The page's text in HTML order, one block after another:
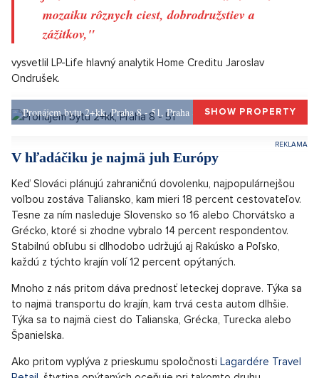
vidíme u ľudí s učňovským vzdelaním a príjmom do 30 tisíc
korún mesačne. Skoro štvrtina z nich letný oddych mimo
domova vôbec nerieši a radšej zostane doma.
„Zahraničné pobyty si ľudia plánujú na dlhšie
obdobie, domáce výlety potom slúžia skôr ako
príjemný doplnok. Rastie tiež počet domácností,
ktoré aktívne kombinujú rôzne typy cestovania a
odpočinku. Dovolenka tak pomaly prestáva byť
jednou veľkou letnou udalosťou a mení sa na
mozaiku rôznych ciest, dobrodružstiev a
zážitkov,"
vysvetlil LP-Life hlavný analytik Home Creditu Jaroslav
Ondrušek.
Pronájem bytu 2+kk, Praha 8 - 51, Praha 8 SHOW PROPERTY
V hľadáčiku je najmä juh Európy
Keď Slováci plánujú zahraničnú dovolenku, najpopulárnejšou